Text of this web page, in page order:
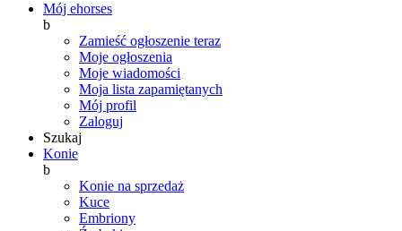
Mój ehorses
b
Zamieść ogłoszenie teraz
Moje ogłoszenia
Moje wiadomości
Moja lista zapamiętanych
Mój profil
Zaloguj
Szukaj
Konie
b
Konie na sprzedaż
Kuce
Embriony